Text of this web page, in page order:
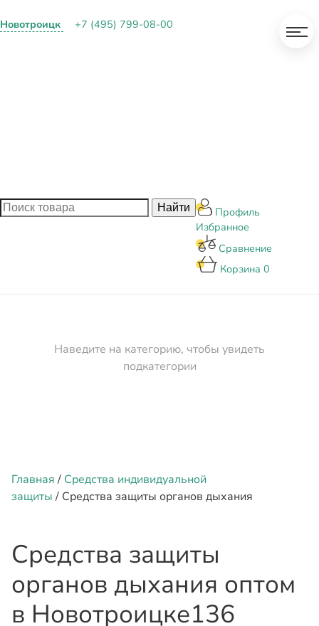
Новотроицк +7 (495) 799-08-00
Профиль
Избранное
Сравнение
Корзина 0
Наведите на категорию, чтобы увидеть
подкатегории
Главная/ Средства индивидуальной
защиты/ Средства защиты органов дыхания
Средства защиты
органов дыхания оптом
в Новотроицке136